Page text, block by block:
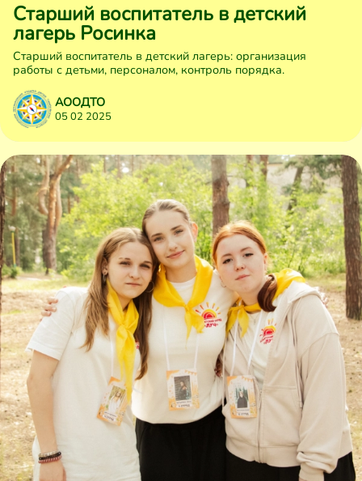
Старший воспитатель в детский
лагерь Росинка
Старший воспитатель в детский лагерь: организация
работы с детьми, персоналом, контроль порядка.
АООДТО
05 02 2025